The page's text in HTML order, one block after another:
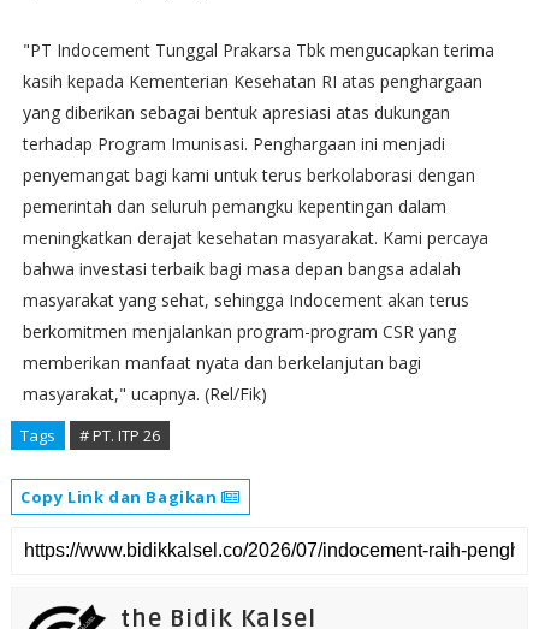
"PT Indocement Tunggal Prakarsa Tbk mengucapkan terima
kasih kepada Kementerian Kesehatan RI atas penghargaan
yang diberikan sebagai bentuk apresiasi atas dukungan
terhadap Program Imunisasi. Penghargaan ini menjadi
penyemangat bagi kami untuk terus berkolaborasi dengan
pemerintah dan seluruh pemangku kepentingan dalam
meningkatkan derajat kesehatan masyarakat. Kami percaya
bahwa investasi terbaik bagi masa depan bangsa adalah
masyarakat yang sehat, sehingga Indocement akan terus
berkomitmen menjalankan program-program CSR yang
memberikan manfaat nyata dan berkelanjutan bagi
masyarakat," ucapnya. (Rel/Fik)
Tags # PT. ITP 26
Copy Link dan Bagikan
the Bidik Kalsel